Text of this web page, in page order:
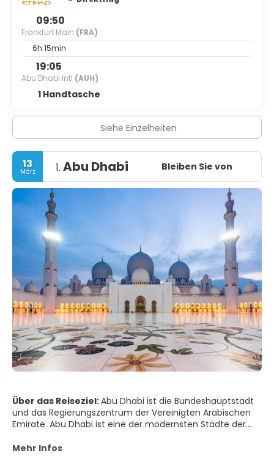
09:50
Frankfurt Main (FRA)
6h 15min
19:05
Abu Dhabi Intl (AUH)
1 Handtasche
Siehe Einzelheiten
13
März 1. Abu Dhabi Bleiben Sie von
Über das Reiseziel:Abu Dhabi ist die Bundeshauptstadt
und das Regierungszentrum der Vereinigten Arabischen
Emirate. Abu Dhabi ist eine der modernsten Städte der
Wolkenkratzer ist die beste im Nahen Osten. Große
Mehr Infos